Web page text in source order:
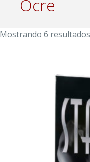
Ocre
Mostrando 6 resultados